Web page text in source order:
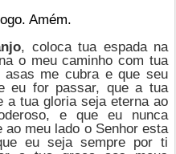
Amém.
, coloca tua espada na
o meu caminho com tua
me cubra e que seu
eu for passar, que a tua
a tua gloria seja eterna ao
e que eu nunca
meu lado o Senhor esta
eu seja sempre por ti